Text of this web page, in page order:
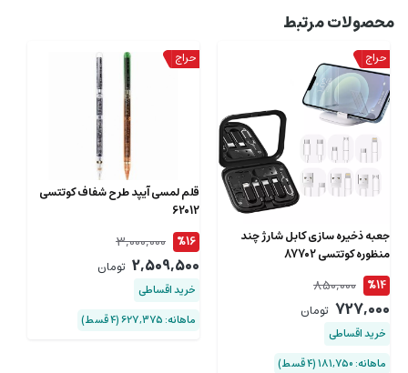
محصولات مرتبط
جعبه ذخیره سازی کابل شارژ چند
منظوره کوتتسی 87702
%14
850,000
727,000 تومان
خرید اقساطی
ماهانه: 181,750 (۴ قسط)
قلم لمسی آیپد طرح شفاف کوتتسی
62012
%16
3,000,000
2,509,500 تومان
خرید اقساطی
ماهانه: 627,375 (۴ قسط)